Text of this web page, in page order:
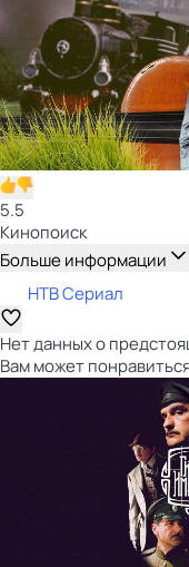
5.5
Кинопоиск
Больше информации
НТВ Сериал
Нет данных о
Вам может